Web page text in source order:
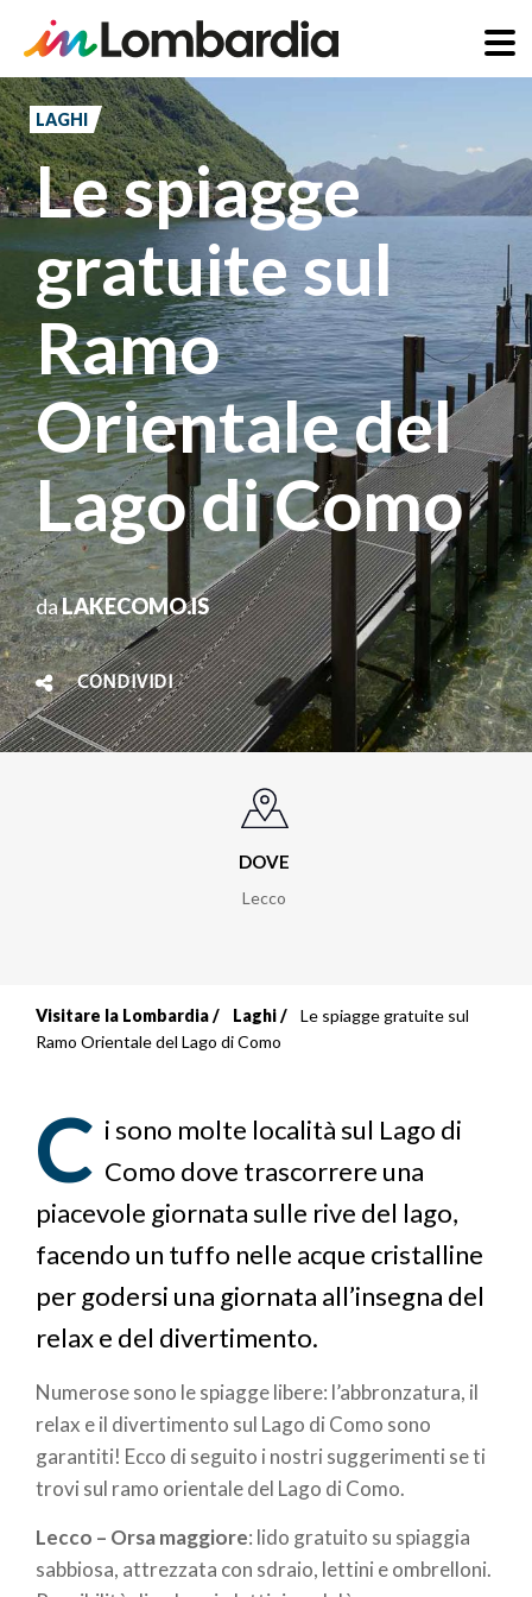
Salta
al
contenuto
principale
LAGHI
Le spiagge
gratuite sul
Ramo
Orientale del
Lago di Como
daLAKECOMO.IS
CONDIVIDI
DOVE
Lecco
Briciole
pane
Visitare la Lombardia Laghi
Le spiagge gratuite sul
Ramo Orientale del Lago di Como
C i sono molte località sul Lago di
Como dove trascorrere una
piacevole giornata sulle rive del lago,
facendo un tuffo nelle acque cristalline
per godersi una giornata all’insegna del
relax e del divertimento.
Numerose sono le spiagge libere: l’abbronzatura, il
relax e il divertimento sul Lago di Como sono
garantiti! Ecco di seguito i nostri suggerimenti se ti
trovi sul ramo orientale del Lago di Como.
Lecco – Orsa maggiore: lido gratuito su spiaggia
sabbiosa, attrezzata con sdraio, lettini e ombrelloni.